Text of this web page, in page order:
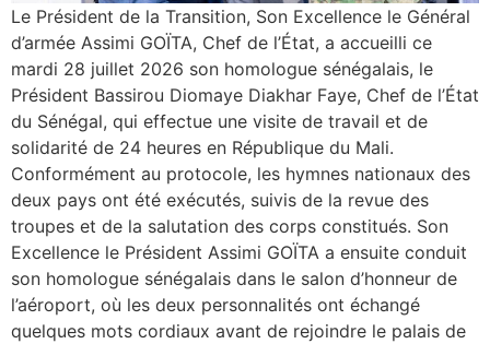
Le Président de la Transition, Son Excellence le Général
d’armée Assimi GOÏTA, Chef de l’État, a accueilli ce
mardi 28 juillet 2026 son homologue sénégalais, le
Président Bassirou Diomaye Diakhar Faye, Chef de l’État
du Sénégal, qui effectue une visite de travail et de
solidarité de 24 heures en République du Mali.
Conformément au protocole, les hymnes nationaux des
deux pays ont été exécutés, suivis de la revue des
troupes et de la salutation des corps constitués. Son
Excellence le Président Assimi GOÏTA a ensuite conduit
son homologue sénégalais dans le salon d’honneur de
l’aéroport, où les deux personnalités ont échangé
quelques mots cordiaux avant de rejoindre le palais de